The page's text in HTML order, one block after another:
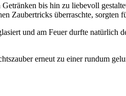
bis hin zu liebevoll
Zaubertricks überraschte, sorgten
und am Feuer durfte natürlich
erneut zu einer rundum